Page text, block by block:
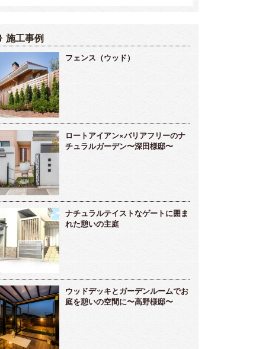
施工事例
フェンス（ウッド）
ロートアイアン×バリアフリーのナ
チュラルガーデン〜深田様邸〜
ナチュラルテイストなゲートに囲ま
れた憩いの主庭
ウッドデッキとガーデンルームでお
庭を憩いの空間に〜高野様邸〜